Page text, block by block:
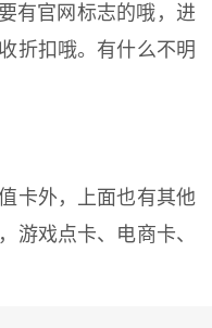
官网标志的哦，进
折扣哦。有什么不明
外，上面也有其他
游戏点卡、电商卡、